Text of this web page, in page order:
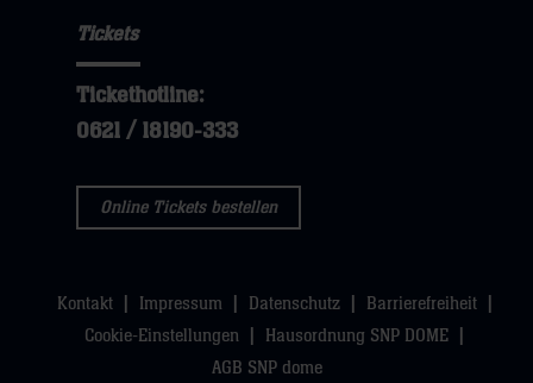
Tickets
Tickethotline:
0621 / 18190-333
Online Tickets bestellen
Kontakt Impressum Datenschutz
Barrierefreiheit
Cookie-Einstellungen
Hausordnung SNP DOME
AGB SNP dome